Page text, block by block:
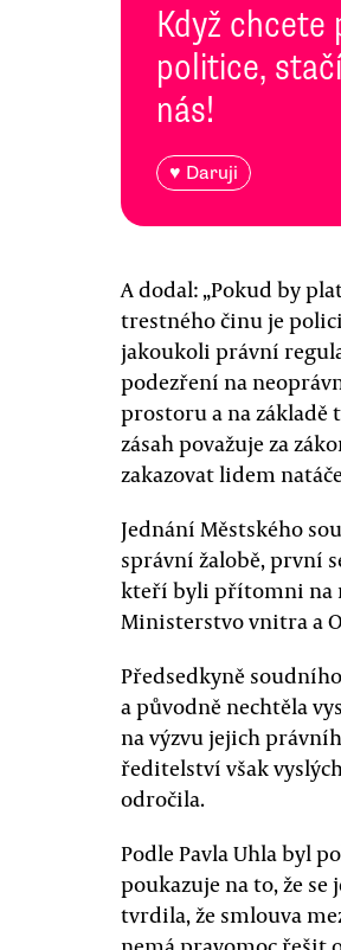
Když
politice,
nás!
♥ Daruji
A dodal: „Pokud by
trestného činu je
jakoukoli právní
podezření na
prostoru a na základě
zásah považuje za
zakazovat lidem
Jednání Městského
správní žalobě, první
kteří byli přítomni na
Ministerstvo vnitra a
Předsedkyně
a původně nechtěla
na výzvu jejich
ředitelství však
odročila.
Podle Pavla Uhla byl
poukazuje na to, že
tvrdila, že smlouva